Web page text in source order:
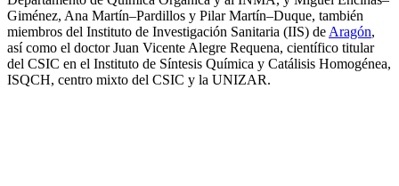
Giménez, Ana Martín–Pardillos y Pilar Martín–Duque, también
miembros del Instituto de Investigación Sanitaria (IIS) de Aragón,
así como el doctor Juan Vicente Alegre Requena, científico titular
del CSIC en el Instituto de Síntesis Química y Catálisis Homogénea,
ISQCH, centro mixto del CSIC y la UNIZAR.